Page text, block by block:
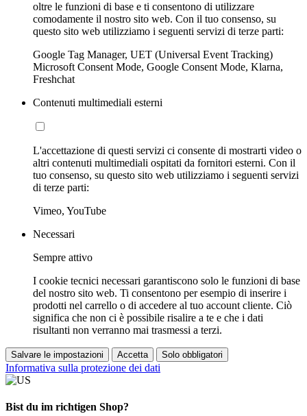
oltre le funzioni di base e ti consentono di utilizzare
comodamente il nostro sito web. Con il tuo consenso, su
questo sito web utilizziamo i seguenti servizi di terze parti:
Google Tag Manager, UET (Universal Event Tracking)
Microsoft Consent Mode, Google Consent Mode, Klarna,
Freshchat
Contenuti multimediali esterni
L'accettazione di questi servizi ci consente di mostrarti video o
altri contenuti multimediali ospitati da fornitori esterni. Con il
tuo consenso, su questo sito web utilizziamo i seguenti servizi
di terze parti:
Vimeo, YouTube
Necessari
Sempre attivo
I cookie tecnici necessari garantiscono solo le funzioni di base
del nostro sito web. Ti consentono per esempio di inserire i
prodotti nel carrello o di accedere al tuo account cliente. Ciò
significa che non ci è possibile risalire a te e che i dati
risultanti non verranno mai trasmessi a terzi.
Salvare le impostazioni Accetta Solo obbligatori
Informativa sulla protezione dei dati
Bist du im richtigen Shop?